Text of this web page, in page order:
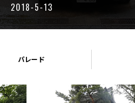
2018-5-13
パレード